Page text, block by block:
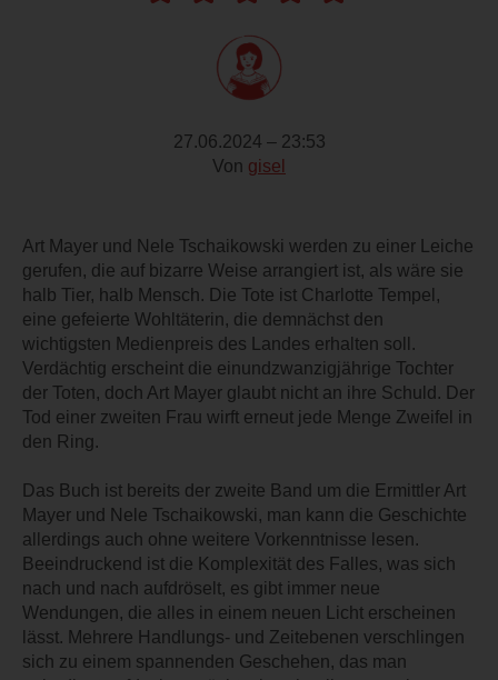
27.06.2024 – 23:53
Von gisel
Art Mayer und Nele Tschaikowski werden zu einer Leiche
gerufen, die auf bizarre Weise arrangiert ist, als wäre sie
halb Tier, halb Mensch. Die Tote ist Charlotte Tempel,
eine gefeierte Wohltäterin, die demnächst den
wichtigsten Medienpreis des Landes erhalten soll.
Verdächtig erscheint die einundzwanzigjährige Tochter
der Toten, doch Art Mayer glaubt nicht an ihre Schuld. Der
Tod einer zweiten Frau wirft erneut jede Menge Zweifel in
den Ring.
Das Buch ist bereits der zweite Band um die Ermittler Art
Mayer und Nele Tschaikowski, man kann die Geschichte
allerdings auch ohne weitere Vorkenntnisse lesen.
Beeindruckend ist die Komplexität des Falles, was sich
nach und nach aufdröselt, es gibt immer neue
Wendungen, die alles in einem neuen Licht erscheinen
lässt. Mehrere Handlungs- und Zeitebenen verschlingen
sich zu einem spannenden Geschehen, das man